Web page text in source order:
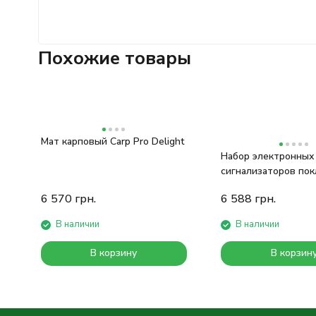
Похожие товары
Мат карповый Carp Pro Delight
6 570 грн.
В наличии
В корзину
Набор электронных
сигнализаторов
6 588 грн.
В наличии
В